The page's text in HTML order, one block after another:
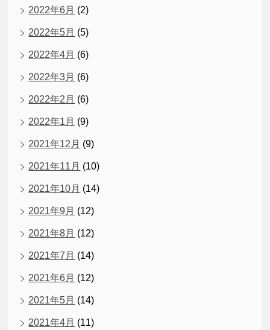
2022年6月 (2)
2022年5月 (5)
2022年4月 (6)
2022年3月 (6)
2022年2月 (6)
2022年1月 (9)
2021年12月 (9)
2021年11月 (10)
2021年10月 (14)
2021年9月 (12)
2021年8月 (12)
2021年7月 (14)
2021年6月 (12)
2021年5月 (14)
2021年4月 (11)